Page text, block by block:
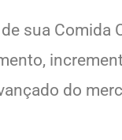
sua Comida
do